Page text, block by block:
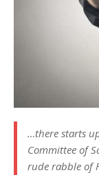
…there starts
Committee of
rude rabble of